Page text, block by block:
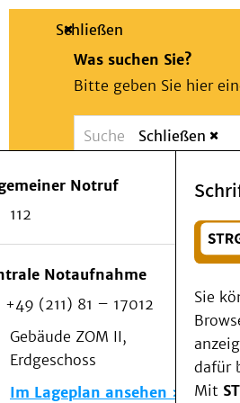
Suche
Schließen
Was suchen Sie?
Bitte geben Sie hier
Suchen
Wählen Sie ein
Notfall
Schließen
Notruf
112
Notaufnahme
+49 (211) 81 – 17012
Gebäude ZOM II,
Erdgeschoss
Im Lageplan ansehen
Sie
dafür
Mit
Patienten & Besucher
Als Patient am UKD
Beratung und
Veranstaltungen
Kommunikation im
Notfall
Forschung & Lehre
Medizinische Fakultät